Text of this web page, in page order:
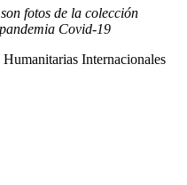
fotos de la colección
Covid-19
Internacionales